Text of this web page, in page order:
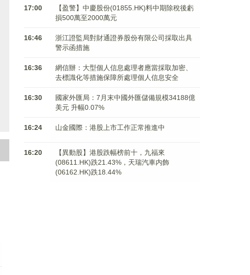
17:00
【盈警】中慶股份(01855.HK)料中期除稅後虧
損500萬至2000萬元
16:46
浙江證監局對財通證券股份有限公司採取出具
警示函措施
16:36
網信辦：大型個人信息處理者應當採取加密、
去標識化等措施保障所處理個人信息安全
16:30
國家外匯局：7月末中國外匯儲備規模34188億
美元 升幅0.07%
16:24 山金國際：港股上市工作正常推進中
16:20
【異動股】港股跌幅榜前十，九福來
(08611.HK)跌21.43%，天瑞汽車内飾
(06162.HK)跌18.44%